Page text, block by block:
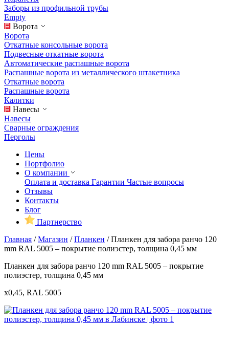
Заборы из профильной трубы
Empty
Ворота
Ворота
Откатные консольные ворота
Подвесные откатные ворота
Автоматические распашные ворота
Распашные ворота из металлического штакетника
Откатные ворота
Распашные ворота
Калитки
Навесы
Навесы
Сварные ограждения
Перголы
Цены
Портфолио
О компании
Оплата и доставка Гарантии Частые вопросы
Отзывы
Контакты
Блог
Партнерство
Главная /Магазин /Планкен /Планкен для забора ранчо 120
mm RAL 5005 – покрытие полиэстер, толщина 0,45 мм
Планкен для забора ранчо 120 mm RAL 5005 – покрытие
полиэстер, толщина 0,45 мм
x0,45, RAL 5005